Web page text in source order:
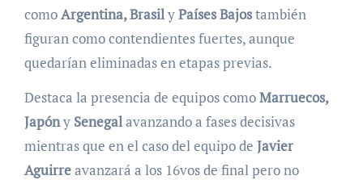
comoArgentina, BrasilyPaíses Bajostambién
figuran como contendientes fuertes, aunque
quedarían eliminadas en etapas previas.
Destaca la presencia de equipos comoMarruecos,
Japóny Senegalavanzando a fases decisivas
mientras que en el caso del equipo de Javier
Aguirreavanzará a los 16vos de final pero no